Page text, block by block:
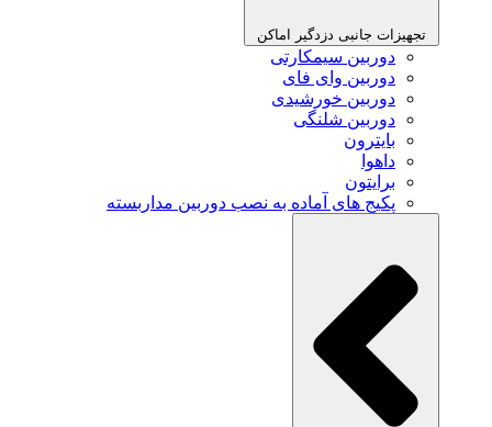
تجهیزات جانبی دزدگیر اماکن
دوربین سیمکارتی
دوربین وای فای
دوربین خورشیدی
دوربین شلنگی
بایترون
داهوا
برایتون
پکیج های آماده به نصب دوربین مداربسته